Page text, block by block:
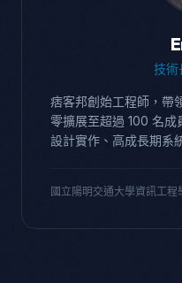
技術
痞客邦創始工程師，帶
零擴展至超過 100 名
設計實作、高成長期系
國立陽明交通大學資訊工程